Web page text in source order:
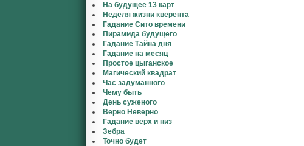
На будущее 13 карт
Неделя жизни кверента
Гадание Сито времени
Пирамида будущего
Гадание Тайна дня
Гадание на месяц
Простое цыганское
Магический квадрат
Час задуманного
Чему быть
День суженого
Верно Неверно
Гадание верх и низ
Зебра
Точно будет